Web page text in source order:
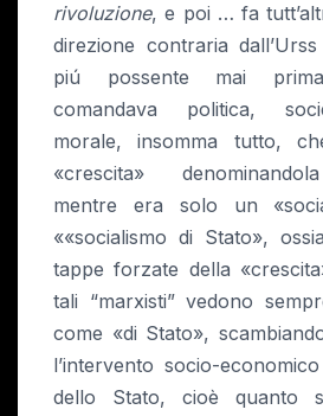
rivoluzione, e poi … fa
direzione contraria
piú possente mai
comandava politica,
morale, insomma tutto,
«crescita»
mentre era solo un
««socialismo di Stato»,
tappe forzate della
tali “marxisti” vedono
come «di Stato»,
l’intervento socio-
dello Stato, cioè quanto